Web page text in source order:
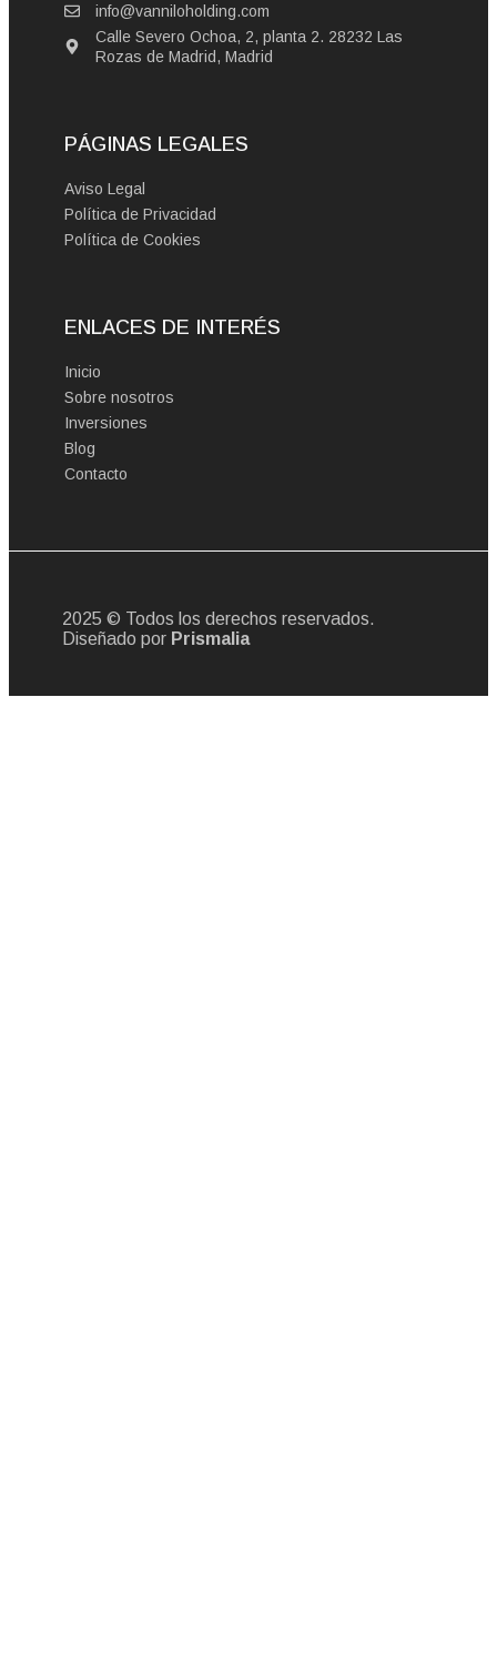
info@vanniloholding.com
Calle Severo Ochoa, 2, planta 2. 28232 Las
Rozas de Madrid, Madrid
PÁGINAS LEGALES
Aviso Legal
Política de Privacidad
Política de Cookies
ENLACES DE INTERÉS
Inicio
Sobre nosotros
Inversiones
Blog
Contacto
2025 © Todos los derechos reservados.
Diseñado por Prismalia